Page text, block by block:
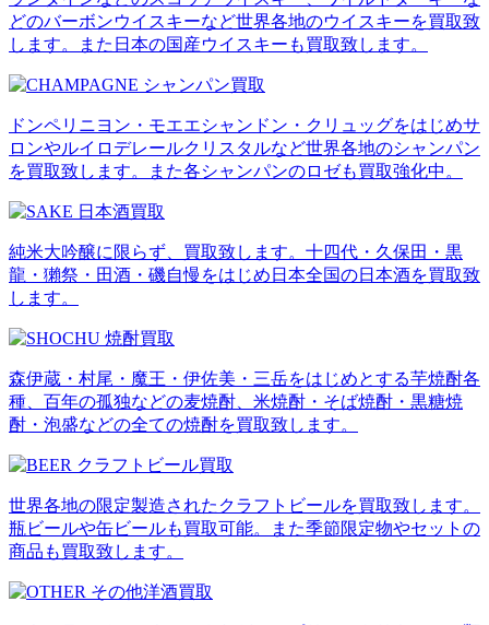
どのバーボンウイスキーなど世界各地のウイスキーを買取致
します。また日本の国産ウイスキーも買取致します。
ドンペリニヨン・モエエシャンドン・クリュッグをはじめサ
ロンやルイロデレールクリスタルなど世界各地のシャンパン
を買取致します。また各シャンパンのロゼも買取強化中。
純米大吟醸に限らず、買取致します。十四代・久保田・黒
龍・獺祭・田酒・磯自慢をはじめ日本全国の日本酒を買取致
します。
森伊蔵・村尾・魔王・伊佐美・三岳をはじめとする芋焼酎各
種、百年の孤独などの麦焼酎、米焼酎・そば焼酎・黒糖焼
酎・泡盛などの全ての焼酎を買取致します。
世界各地の限定製造されたクラフトビールを買取致します。
瓶ビールや缶ビールも買取可能。また季節限定物やセットの
商品も買取致します。